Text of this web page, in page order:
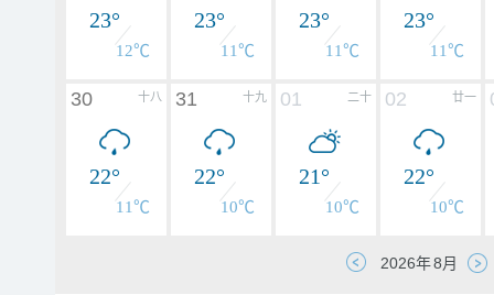
23°
12℃
23°
11℃
23°
11℃
23°
11℃
十八
30
22°
11℃
十九
31
22°
10℃
二十
01
21°
10℃
廿一
02
22°
10℃